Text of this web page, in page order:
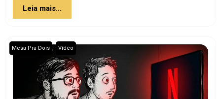
Leia mais...
Mesa Pra Dois , Vídeo